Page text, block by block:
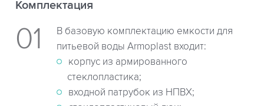
Комплектация
В базовую комплектацию емкости для
питьевой воды Armoplast входит:
корпус из армированного
стеклопластика;
входной патрубок из НПВХ;